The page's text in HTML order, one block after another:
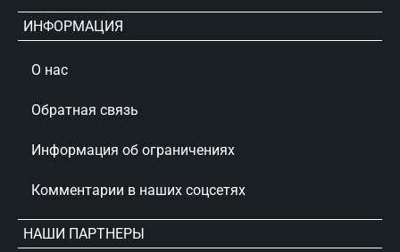
ИНФОРМАЦИЯ
О нас
Обратная связь
Информация об ограничениях
Комментарии в наших соцсетях
НАШИ ПАРТНЕРЫ